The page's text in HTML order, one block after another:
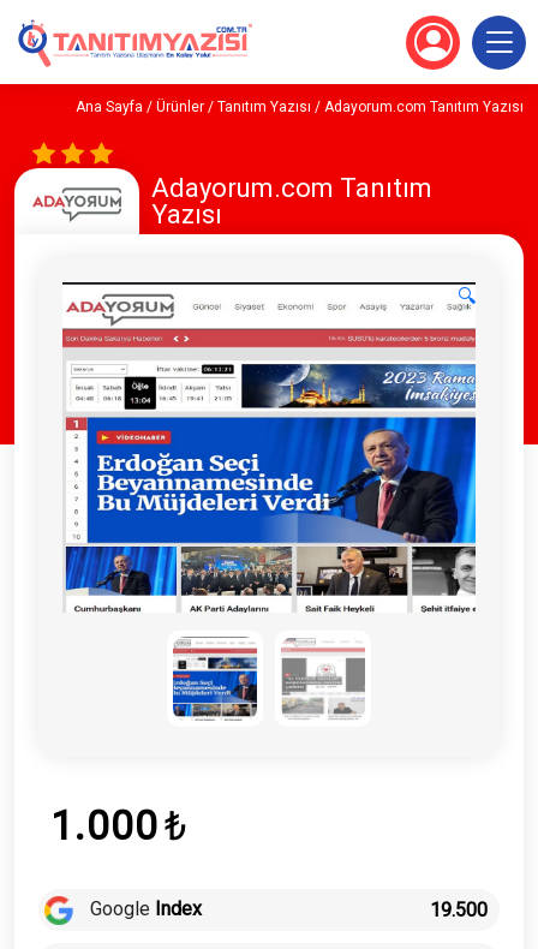
Ana Sayfa / Ürünler / Tanıtım Yazısı / Adayorum.com Tanıtım Yazısı
Adayorum.com Tanıtım
Yazısı
🔍
1.000₺
Google Index 19.500